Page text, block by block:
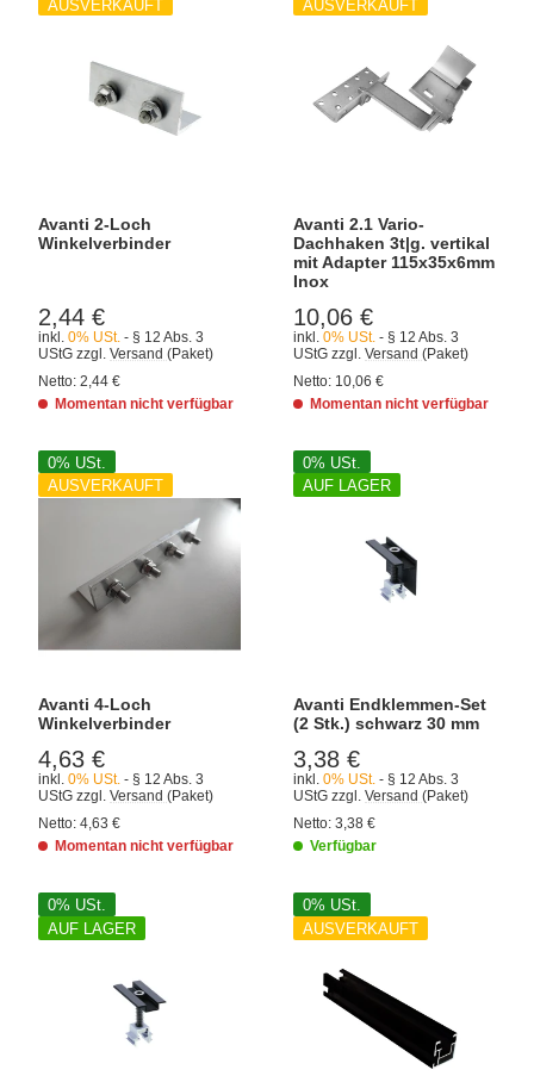
AUSVERKAUFT
Avanti 2-Loch
Winkelverbinder
2,44 €
inkl. 0% USt. - § 12 Abs. 3
UStG zzgl. Versand (Paket)
Netto: 2,44 €
Momentan nicht verfügbar
AUSVERKAUFT
Avanti 2.1 Vario-
Dachhaken 3t|g. vertikal
mit Adapter 115x35x6mm
Inox
10,06 €
inkl. 0% USt. - § 12 Abs. 3
UStG zzgl. Versand (Paket)
Netto: 10,06 €
Momentan nicht verfügbar
0% USt.
AUSVERKAUFT
Avanti 4-Loch
Winkelverbinder
4,63 €
inkl. 0% USt. - § 12 Abs. 3
UStG zzgl. Versand (Paket)
Netto: 4,63 €
Momentan nicht verfügbar
0% USt.
AUF LAGER
Avanti Endklemmen-Set
(2 Stk.) schwarz 30 mm
3,38 €
inkl. 0% USt. - § 12 Abs. 3
UStG zzgl. Versand (Paket)
Netto: 3,38 €
Verfügbar
0% USt.
AUF LAGER
0% USt.
AUSVERKAUFT